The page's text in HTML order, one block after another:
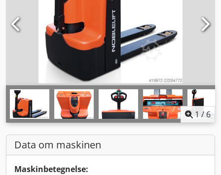
1/6
Data om maskinen
Maskinbetegnelse: